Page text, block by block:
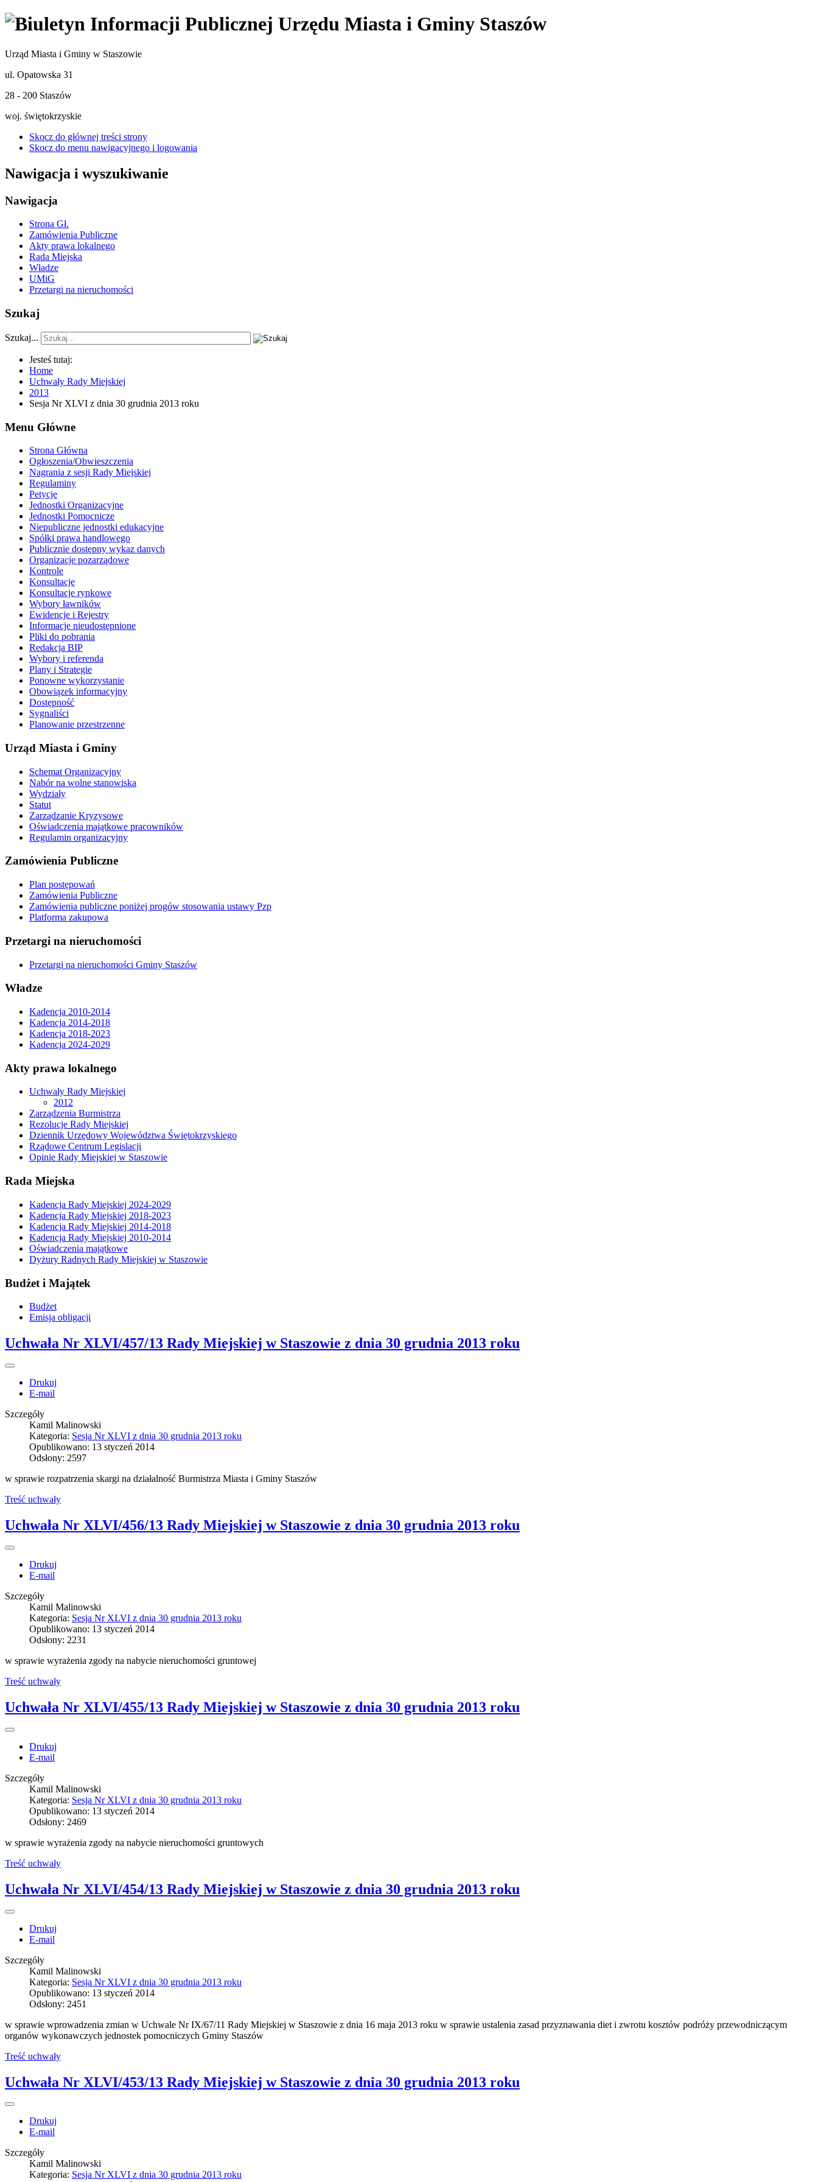
Urząd Miasta i Gminy w Staszowie
ul. Opatowska 31
28 - 200 Staszów
woj. świętokrzyskie
Skocz do głównej treści strony
Skocz do menu nawigacyjnego i logowania
Nawigacja i wyszukiwanie
Nawigacja
Strona Gł.
Zamówienia Publiczne
Akty prawa lokalnego
Rada Miejska
Władze
UMiG
Przetargi na nieruchomości
Szukaj
Szukaj...
Jesteś tutaj:
Home
Uchwały Rady Miejskiej
2013
Sesja Nr XLVI z dnia 30 grudnia 2013 roku
Menu Główne
Strona Główna
Ogłoszenia/Obwieszczenia
Nagrania z sesji Rady Miejskiej
Regulaminy
Petycje
Jednostki Organizacyjne
Jednostki Pomocnicze
Niepubliczne jednostki edukacyjne
Spółki prawa handlowego
Publicznie dostępny wykaz danych
Organizacje pozarządowe
Kontrole
Konsultacje
Konsultacje rynkowe
Wybory ławników
Ewidencje i Rejestry
Informacje nieudostępnione
Pliki do pobrania
Redakcja BIP
Wybory i referenda
Plany i Strategie
Ponowne wykorzystanie
Obowiązek informacyjny
Dostępność
Sygnaliści
Planowanie przestrzenne
Urząd Miasta i Gminy
Schemat Organizacyjny
Nabór na wolne stanowiska
Wydziały
Statut
Zarządzanie Kryzysowe
Oświadczenia majątkowe pracowników
Regulamin organizacyjny
Zamówienia Publiczne
Plan postępowań
Zamówienia Publiczne
Zamówienia publiczne poniżej progów stosowania ustawy Pzp
Platforma zakupowa
Przetargi na nieruchomości
Przetargi na nieruchomości Gminy Staszów
Władze
Kadencja 2010-2014
Kadencja 2014-2018
Kadencja 2018-2023
Kadencja 2024-2029
Akty prawa lokalnego
Uchwały Rady Miejskiej
2012
Zarządzenia Burmistrza
Rezolucje Rady Miejskiej
Dziennik Urzędowy Województwa Świętokrzyskiego
Rządowe Centrum Legislacji
Opinie Rady Miejskiej w Staszowie
Rada Miejska
Kadencja Rady Miejskiej 2024-2029
Kadencja Rady Miejskiej 2018-2023
Kadencja Rady Miejskiej 2014-2018
Kadencja Rady Miejskiej 2010-2014
Oświadczenia majątkowe
Dyżury Radnych Rady Miejskiej w Staszowie
Budżet i Majątek
Budżet
Emisja obligacji
Uchwała Nr XLVI/457/13 Rady Miejskiej w Staszowie z dnia 30 grudnia 2013 roku
Drukuj
E-mail
Szczegóły
Kamil Malinowski
Kategoria: Sesja Nr XLVI z dnia 30 grudnia 2013 roku
Opublikowano: 13 styczeń 2014
Odsłony: 2597
w sprawie rozpatrzenia skargi na działalność Burmistrza Miasta i Gminy Staszów
Treść uchwały
Uchwała Nr XLVI/456/13 Rady Miejskiej w Staszowie z dnia 30 grudnia 2013 roku
Drukuj
E-mail
Szczegóły
Kamil Malinowski
Kategoria: Sesja Nr XLVI z dnia 30 grudnia 2013 roku
Opublikowano: 13 styczeń 2014
Odsłony: 2231
w sprawie wyrażenia zgody na nabycie nieruchomości gruntowej
Treść uchwały
Uchwała Nr XLVI/455/13 Rady Miejskiej w Staszowie z dnia 30 grudnia 2013 roku
Drukuj
E-mail
Szczegóły
Kamil Malinowski
Kategoria: Sesja Nr XLVI z dnia 30 grudnia 2013 roku
Opublikowano: 13 styczeń 2014
Odsłony: 2469
w sprawie wyrażenia zgody na nabycie nieruchomości gruntowych
Treść uchwały
Uchwała Nr XLVI/454/13 Rady Miejskiej w Staszowie z dnia 30 grudnia 2013 roku
Drukuj
E-mail
Szczegóły
Kamil Malinowski
Kategoria: Sesja Nr XLVI z dnia 30 grudnia 2013 roku
Opublikowano: 13 styczeń 2014
Odsłony: 2451
w sprawie wprowadzenia zmian w Uchwale Nr IX/67/11 Rady Miejskiej w Staszowie z dnia 16 maja 2013 roku w sprawie ustalenia zasad przyznawania diet i zwrotu kosztów podróży przewodniczącym
organów wykonawczych jednostek pomocniczych Gminy Staszów
Treść uchwały
Uchwała Nr XLVI/453/13 Rady Miejskiej w Staszowie z dnia 30 grudnia 2013 roku
Drukuj
E-mail
Szczegóły
Kamil Malinowski
Kategoria: Sesja Nr XLVI z dnia 30 grudnia 2013 roku